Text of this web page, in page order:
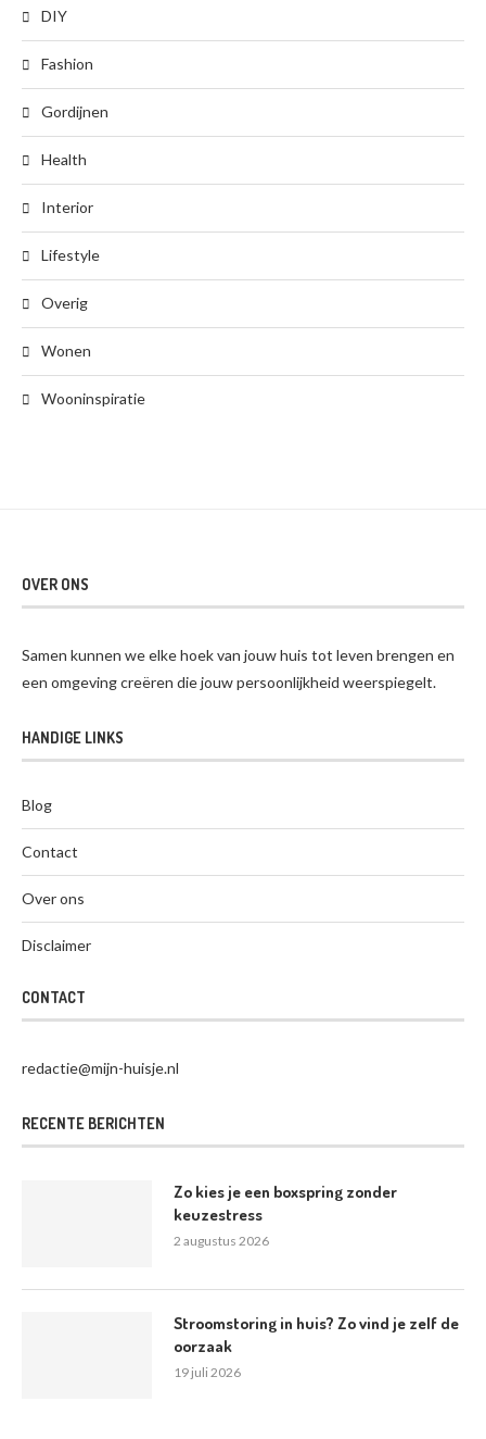
DIY
Fashion
Gordijnen
Health
Interior
Lifestyle
Overig
Wonen
Wooninspiratie
OVER ONS
Samen kunnen we elke hoek van jouw huis tot leven brengen en
een omgeving creëren die jouw persoonlijkheid weerspiegelt.
HANDIGE LINKS
Blog
Contact
Over ons
Disclaimer
CONTACT
redactie@mijn-huisje.nl
RECENTE BERICHTEN
Zo kies je een boxspring zonder
keuzestress
2 augustus 2026
Stroomstoring in huis? Zo vind je zelf de
oorzaak
19 juli 2026